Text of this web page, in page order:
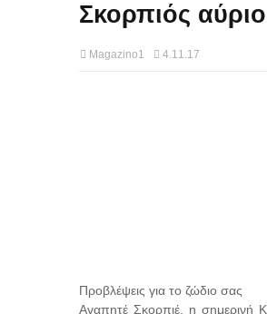
Σκορπιός
Magazino1 4.11.17
Προβλέψεις για το ζώδιο σας
Αγαπητέ Σκορπιέ, η σημερινή